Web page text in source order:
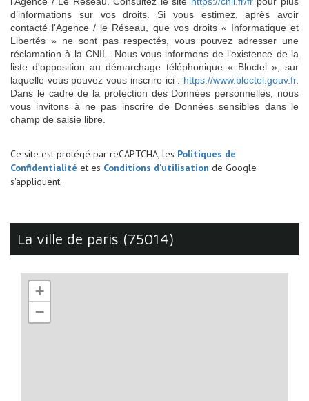
d’informations sur vos droits. Si vous estimez, après avoir
contacté l'Agence / le Réseau, que vos droits « Informatique et
Libertés » ne sont pas respectés, vous pouvez adresser une
réclamation à la CNIL. Nous vous informons de l’existence de la
liste d'opposition au démarchage téléphonique « Bloctel », sur
laquelle vous pouvez vous inscrire ici : https://www.bloctel.gouv.fr.
Dans le cadre de la protection des Données personnelles, nous
vous invitons à ne pas inscrire de Données sensibles dans le
champ de saisie libre.
Ce site est protégé par reCAPTCHA, les Politiques de
Confidentialité et es Conditions d'utilisation de Google
s'appliquent.
la ville de paris (75014)
+
−